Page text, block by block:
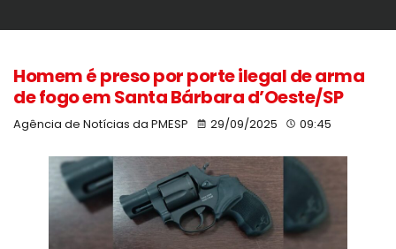
Homem é preso por porte ilegal de arma
de fogo em Santa Bárbara d’Oeste/SP
Agência de Notícias da PMESP 29/09/2025 09:45